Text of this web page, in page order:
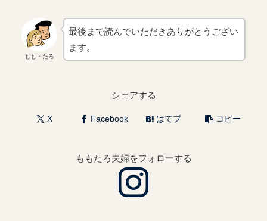
もも・たろ
最後まで読んでいただきありがとうござい
ます。
シェアする
X Facebook はてブ コピー
ももたろ夫婦をフォローする